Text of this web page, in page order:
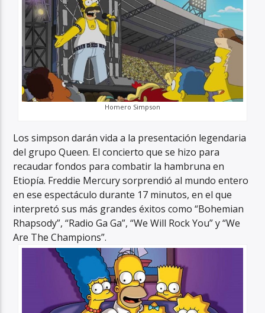
Homero Simpson
Los simpson darán vida a la presentación legendaria
del grupo Queen. El concierto que se hizo para
recaudar fondos para combatir la hambruna en
Etiopía. Freddie Mercury sorprendió al mundo entero
en ese espectáculo durante 17 minutos, en el que
interpretó sus más grandes éxitos como “Bohemian
Rhapsody”, “Radio Ga Ga”, “We Will Rock You” y “We
Are The Champions”.